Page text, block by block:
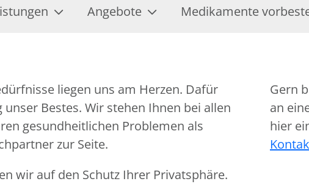
Angebote Medikamente
liegen uns am Herzen. Dafür
unser Bestes. Wir stehen Ihnen bei allen
gesundheitlichen Problemen als
zur Seite.
wir auf den Schutz Ihrer Privatsphäre.
Gern
an
hier